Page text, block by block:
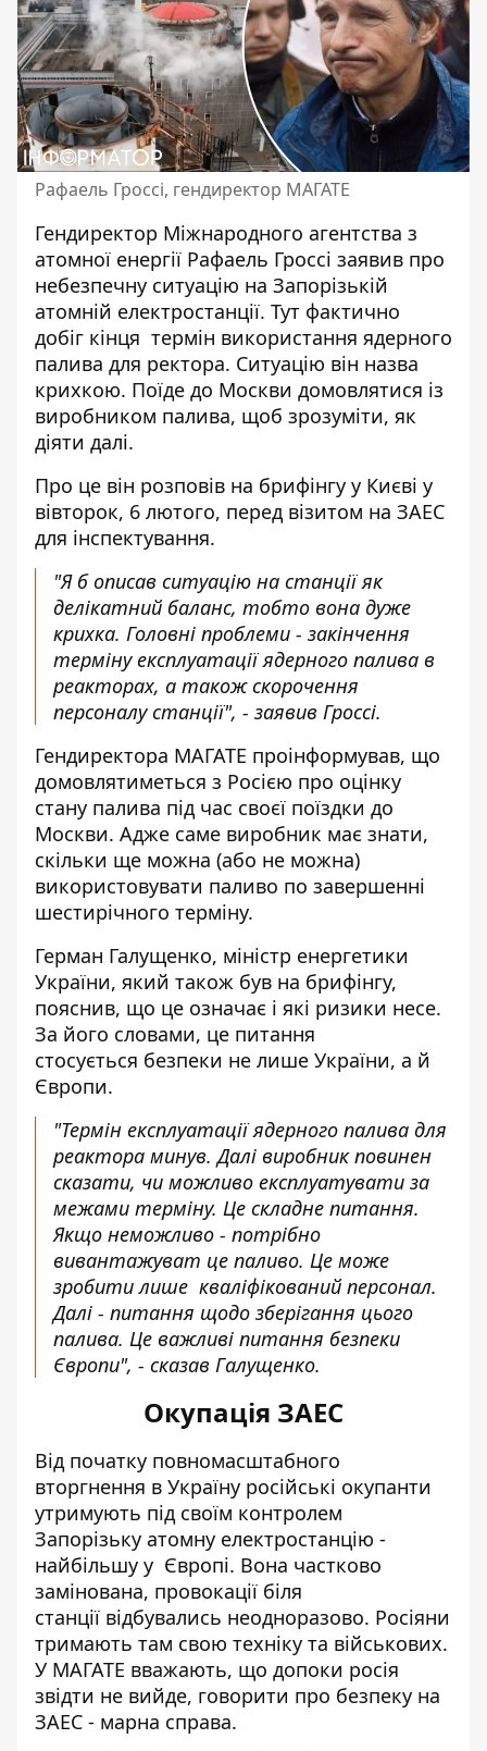
Рафаель Гроссі, гендиректор МАГАТЕ
Гендиректор Міжнародного агентства з
атомної енергії Рафаель Гроссі заявив про
небезпечну ситуацію на Запорізькій
атомній електростанції. Тут фактично
добіг кінця термін використання ядерного
палива для ректора. Ситуацію він назва
крихкою. Поїде до Москви домовлятися із
виробником палива, щоб зрозуміти, як
діяти далі.
Про це він розповів на брифінгу у Києві у
вівторок, 6 лютого, перед візитом на ЗАЕС
для інспектування.
"Я б описав ситуацію на станції як
делікатний баланс, тобто вона дуже
крихка. Головні проблеми - закінчення
терміну експлуатації ядерного палива в
реакторах, а також скорочення
персоналу станції", - заявив Гроссі.
Гендиректора МАГАТЕ проінформував, що
домовлятиметься з Росією про оцінку
стану палива під час своєї поїздки до
Москви. Адже саме виробник має знати,
скільки ще можна (або не можна)
використовувати паливо по завершенні
шестирічного терміну.
Герман Галущенко, міністр енергетики
України, який також був на брифінгу,
пояснив, що це означає і які ризики несе.
За його словами, це питання
стосується безпеки не лише України, а й
Європи.
"Термін експлуатації ядерного палива для
реактора минув. Далі виробник повинен
сказати, чи можливо експлуатувати за
межами терміну. Це складне питання.
Якщо неможливо - потрібно
вивантажуват це паливо. Це може
зробити лише кваліфікований персонал.
Далі - питання щодо зберігання цього
палива. Це важливі питання безпеки
Європи", - сказав Галущенко.
Окупація ЗАЕС
Від початку повномасштабного
вторгнення в Україну російські окупанти
утримують під своїм контролем
Запорізьку атомну електростанцію -
найбільшу у Європі. Вона частково
замінована, провокації біля
станції відбувались неодноразово. Росіяни
тримають там свою техніку та військових.
У МАГАТЕ вважають, що допоки росія
звідти не вийде, говорити про безпеку на
ЗАЕС - марна справа.